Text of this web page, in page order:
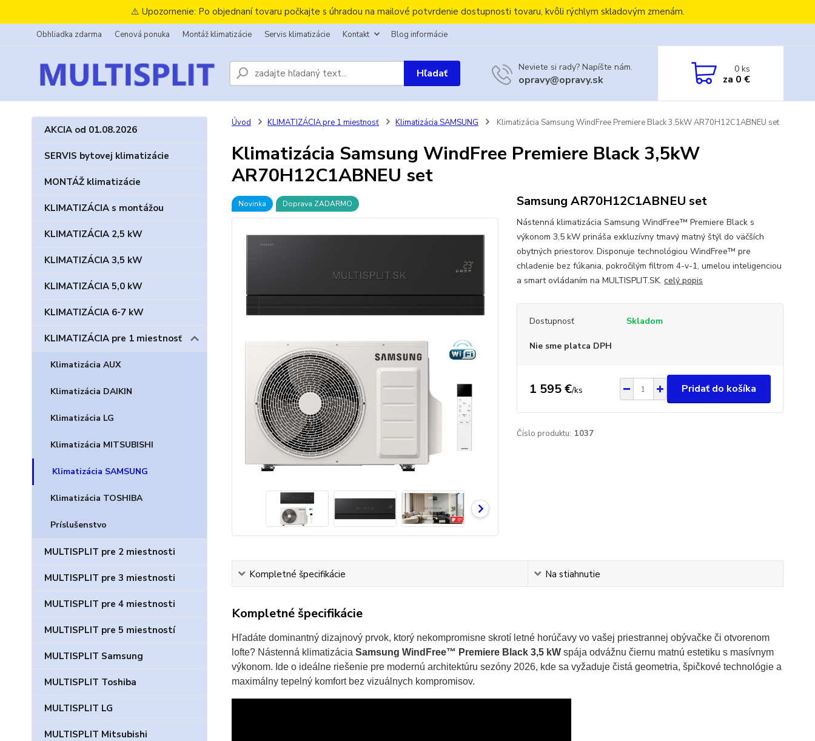
⚠️ Upozornenie: Po objednaní tovaru počkajte s úhradou na mailové potvrdenie dostupnosti tovaru, kvôli rýchlym skladovým zmenám.
Obhliadka zdarma Cenová ponuka Montáž klimatizácie Servis klimatizácie Kontakt Blog informácie
Hľadať Neviete si rady? Napíšte nám.
opravy@opravy.sk
0ks
za 0 €
AKCIA od 01.08.2026
SERVIS bytovej klimatizácie
MONTÁŽ klimatizácie
KLIMATIZÁCIA s montážou
KLIMATIZÁCIA 2,5 kW
KLIMATIZÁCIA 3,5 kW
KLIMATIZÁCIA 5,0 kW
KLIMATIZÁCIA 6-7 kW
KLIMATIZÁCIA pre 1 miestnosť
Klimatizácia AUX
Klimatizácia DAIKIN
Klimatizácia LG
Klimatizácia MITSUBISHI
Klimatizácia SAMSUNG
Klimatizácia TOSHIBA
Príslušenstvo
MULTISPLIT pre 2 miestnosti
MULTISPLIT pre 3 miestnosti
MULTISPLIT pre 4 miestnosti
MULTISPLIT pre 5 miestností
MULTISPLIT Samsung
MULTISPLIT Toshiba
MULTISPLIT LG
MULTISPLIT Mitsubishi
Úvod KLIMATIZÁCIA pre 1 miestnosť Klimatizácia SAMSUNG Klimatizácia Samsung WindFree Premiere Black 3,5kW AR70H12C1ABNEU set
Klimatizácia Samsung WindFree Premiere Black 3,5kW
AR70H12C1ABNEU set
Novinka Doprava ZADARMO Samsung AR70H12C1ABNEU set
Nástenná klimatizácia Samsung WindFree™ Premiere Black s
výkonom 3,5 kW prináša exkluzívny tmavý matný štýl do väčších
obytných priestorov. Disponuje technológiou WindFree™ pre
chladenie bez fúkania, pokročilým filtrom 4-v-1, umelou inteligenciou
a smart ovládaním na MULTISPLIT.SK. celý popis
Dostupnosť Skladom
Nie sme platca DPH
1 595 €/ks Pridať do košíka
Číslo produktu: 1037
Kompletné špecifikácie Na stiahnutie
Kompletné špecifikácie
Hľadáte dominantný dizajnový prvok, ktorý nekompromisne skrotí letné horúčavy vo vašej priestrannej obývačke či otvorenom
lofte? Nástenná klimatizácia Samsung WindFree™ Premiere Black 3,5 kWspája odvážnu čiernu matnú estetiku s masívnym
výkonom. Ide o ideálne riešenie pre modernú architektúru sezóny 2026, kde sa vyžaduje čistá geometria, špičkové technológie a
maximálny tepelný komfort bez vizuálnych kompromisov.